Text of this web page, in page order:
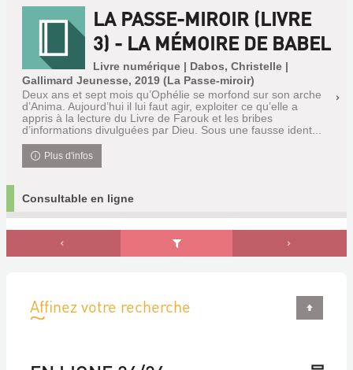
LA PASSE-MIROIR (LIVRE
3) - LA MÉMOIRE DE BABEL
Livre numérique | Dabos, Christelle |
Gallimard Jeunesse, 2019 (La Passe-miroir)
Deux ans et sept mois qu’Ophélie se morfond sur son arche
d’Anima. Aujourd’hui il lui faut agir, exploiter ce qu’elle a
appris à la lecture du Livre de Farouk et les bribes
d’informations divulguées par Dieu. Sous une fausse ident...
Plus d'infos
Consultable en ligne
Affinez votre recherche